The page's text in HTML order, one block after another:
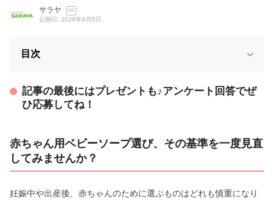
サラヤ PR
公開日: 2026年8月5日
目次
記事の最後にはプレゼントも♪アンケート回答でぜ
ひ応募してね！
赤ちゃん用ベビーソープ選び、その基準を一度見直
してみませんか？
妊娠中や出産後、赤ちゃんのために選ぶものはどれも慎重になり